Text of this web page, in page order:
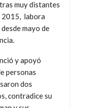
muy distantes
2015, labora
mayo de
y apoyó
personas
dos
contradice su